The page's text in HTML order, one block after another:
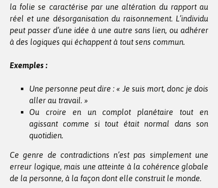
la folie se caractérise par une altération du rapport au
réel et une désorganisation du raisonnement. L’individu
peut passer d’une idée à une autre sans lien, ou adhérer
à des logiques qui échappent à tout sens commun.
Exemples :
Une personne peut dire : « Je suis mort, donc je dois
aller au travail. »
Ou croire en un complot planétaire tout en
agissant comme si tout était normal dans son
quotidien.
Ce genre de contradictions n’est pas simplement une
erreur logique, mais une atteinte à la cohérence globale
de la personne, à la façon dont elle construit le monde.